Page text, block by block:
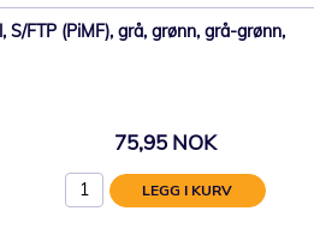
FTP (PiMF), grå, grønn, grå-grønn,
75,95 NOK
LEGG I KURV